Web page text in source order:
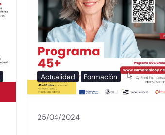
Actualidad Formación
25/04/2024